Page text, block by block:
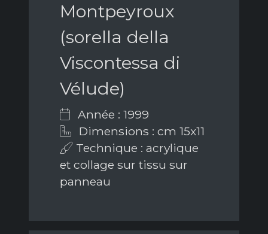
Montpeyroux
(sorella della
Viscontessa di
Vélude)
Année : 1999
Dimensions : cm 15x11
Technique : acrylique
et collage sur tissu sur
panneau